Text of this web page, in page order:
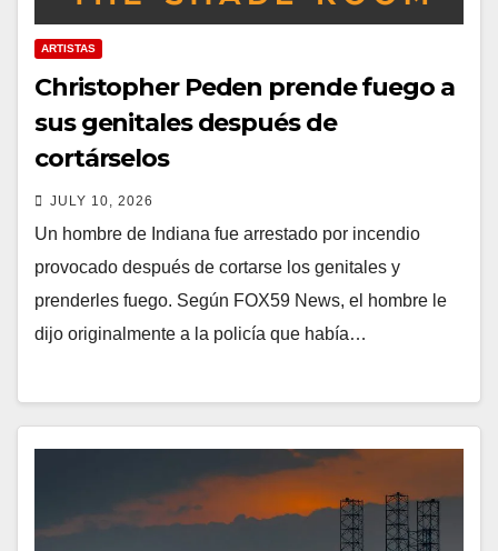
ARTISTAS
Christopher Peden prende fuego a
sus genitales después de
cortárselos
JULY 10, 2026
Un hombre de Indiana fue arrestado por incendio
provocado después de cortarse los genitales y
prenderles fuego. Según FOX59 News, el hombre le
dijo originalmente a la policía que había…